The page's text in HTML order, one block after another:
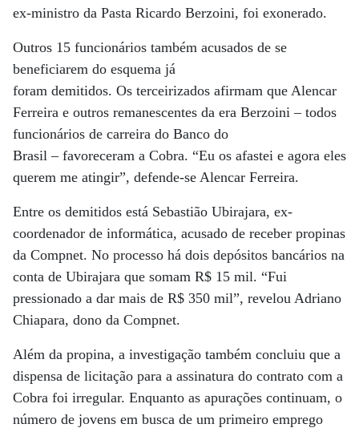
ex-ministro da Pasta Ricardo Berzoini, foi exonerado.
Outros 15 funcionários também acusados de se
beneficiarem do esquema já
foram demitidos. Os terceirizados afirmam que Alencar
Ferreira e outros remanescentes da era Berzoini – todos
funcionários de carreira do Banco do
Brasil – favoreceram a Cobra. “Eu os afastei e agora eles
querem me atingir”, defende-se Alencar Ferreira.
Entre os demitidos está Sebastião Ubirajara, ex-
coordenador de informática, acusado de receber propinas
da Compnet. No processo há dois depósitos bancários na
conta de Ubirajara que somam R$ 15 mil. “Fui
pressionado a dar mais de R$ 350 mil”, revelou Adriano
Chiapara, dono da Compnet.
Além da propina, a investigação também concluiu que a
dispensa de licitação para a assinatura do contrato com a
Cobra foi irregular. Enquanto as apurações continuam, o
número de jovens em busca de um primeiro emprego